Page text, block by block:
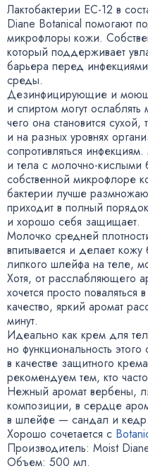
Лактобактерии EC-12 в
Diane Botanical помогают
микрофлоры кожи.
который поддерживает
барьера перед
среды.
Дезинфицирующие и
и спиртом могут
чего она становится сухой,
и на разных уровнях
сопротивляться
и тела с молочно-кислыми
собственной микрофлоре
бактерии лучше
приходит в полный
и хорошо себя защищает.
Молочко средней
впитывается и делает кожу
липкого шлейфа на теле,
Хотя, от расслабляющего
хочется просто
качество, яркий аромат
минут.
Идеально как крем для
но функциональность этого
в качестве защитного
рекомендуем тем, кто
Нежный аромат вербены,
композиции, в сердце
в шлейфе — сандал и кедр.
Хорошо сочетается с
Производитель: Moist
Объем: 500 мл.